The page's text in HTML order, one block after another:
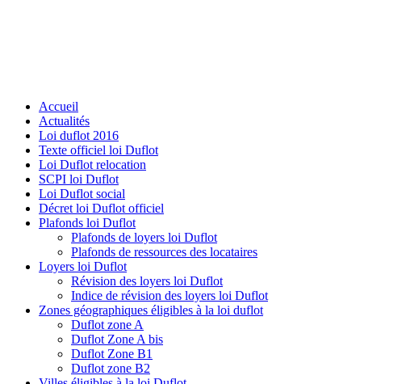
Accueil
Actualités
Loi duflot 2016
Texte officiel loi Duflot
Loi Duflot relocation
SCPI loi Duflot
Loi Duflot social
Décret loi Duflot officiel
Plafonds loi Duflot
Plafonds de loyers loi Duflot
Plafonds de ressources des locataires
Loyers loi Duflot
Révision des loyers loi Duflot
Indice de révision des loyers loi Duflot
Zones géographiques éligibles à la loi duflot
Duflot zone A
Duflot Zone A bis
Duflot Zone B1
Duflot zone B2